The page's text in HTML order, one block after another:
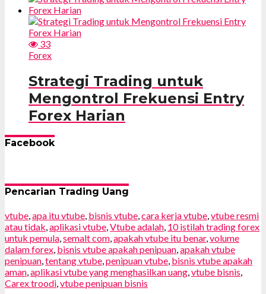
33
Forex
Strategi Trading untuk
Mengontrol Frekuensi Entry
Forex Harian
Facebook
Pencarian Trading Uang
vtube,apa itu vtube, bisnis vtube,cara kerja vtube,vtube resmi
atau tidak,aplikasi vtube,Vtube adalah, 10 istilah trading forex
untuk pemula,semalt com,apakah vtube itu benar,volume
dalam forex, bisnis vtube apakah penipuan,apakah vtube
penipuan,tentang vtube,penipuan vtube, bisnis vtube apakah
aman,aplikasi vtube yang menghasilkan uang,vtube bisnis,
Carex troodi,vtube penipuan bisnis